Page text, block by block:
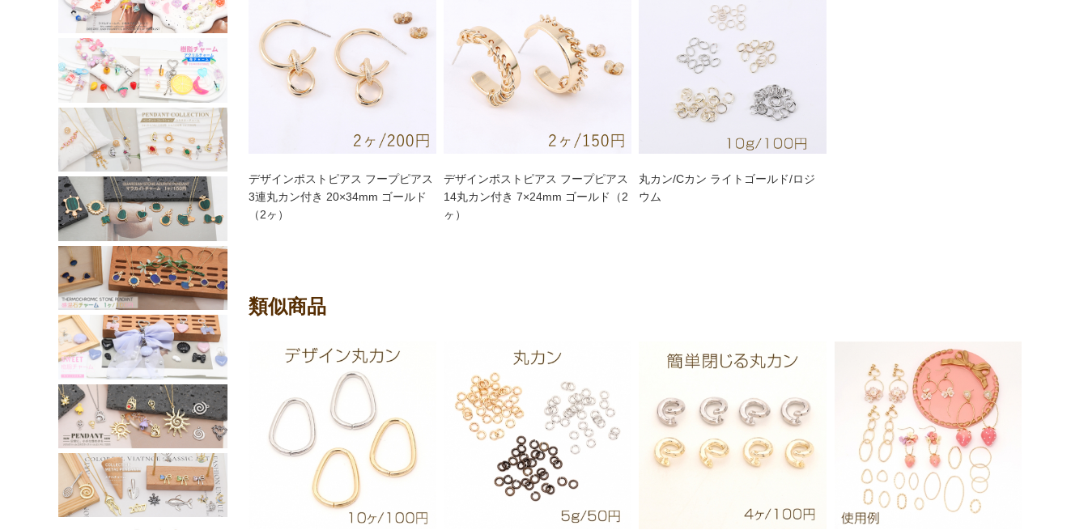
デザインポストピアス フープピアス
3連丸カン付き 20×34mm ゴールド
（2ヶ）
デザインポストピアス フープピアス
14丸カン付き 7×24mm ゴールド（2
ヶ）
丸カン/Cカン ライトゴールド/ロジ
ウム
類似商品